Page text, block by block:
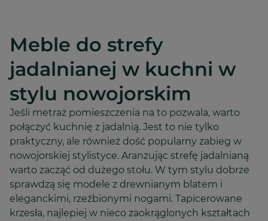
Meble do strefy
jadalnianej w kuchni w
stylu nowojorskim
Jeśli metraż pomieszczenia na to pozwala, warto
połączyć kuchnię z jadalnią. Jest to nie tylko
praktyczny, ale również dość popularny zabieg w
nowojorskiej stylistyce. Aranżując strefę jadalnianą
warto zacząć od dużego stołu. W tym stylu dobrze
sprawdzą się modele z drewnianym blatem i
eleganckimi, rzeźbionymi nogami. Tapicerowane
krzesła, najlepiej w nieco zaokrąglonych kształtach